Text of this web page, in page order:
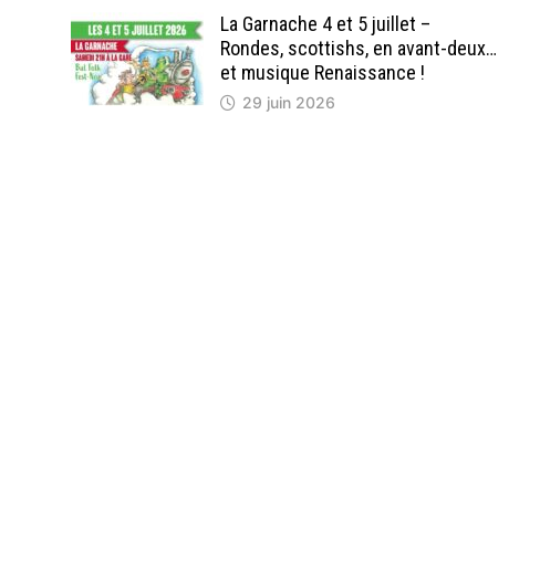
La Garnache 4 et 5 juillet –
Rondes, scottishs, en avant-deux…
et musique Renaissance !
29 juin 2026